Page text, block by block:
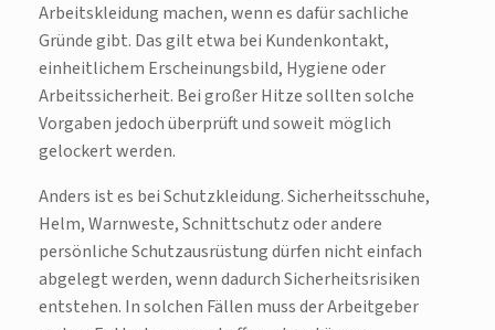
Arbeitskleidung machen, wenn es dafür sachliche
Gründe gibt. Das gilt etwa bei Kundenkontakt,
einheitlichem Erscheinungsbild, Hygiene oder
Arbeitssicherheit. Bei großer Hitze sollten solche
Vorgaben jedoch überprüft und soweit möglich
gelockert werden.
Anders ist es bei Schutzkleidung. Sicherheitsschuhe,
Helm, Warnweste, Schnittschutz oder andere
persönliche Schutzausrüstung dürfen nicht einfach
abgelegt werden, wenn dadurch Sicherheitsrisiken
entstehen. In solchen Fällen muss der Arbeitgeber